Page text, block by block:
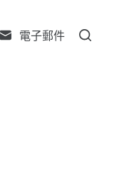
電子郵件